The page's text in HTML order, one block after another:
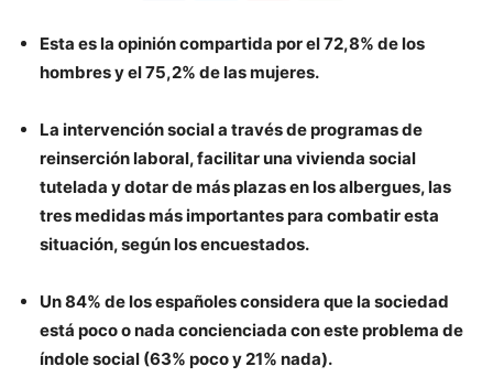
Esta es la opinión compartida por el 72,8% de los
hombres y el 75,2% de las mujeres.
La intervención social a través de programas de
reinserción laboral, facilitar una vivienda social
tutelada y dotar de más plazas en los albergues, las
tres medidas más importantes para combatir esta
situación, según los encuestados.
Un 84% de los españoles considera que la sociedad
está poco o nada concienciada con este problema de
índole social (63% poco y 21% nada).